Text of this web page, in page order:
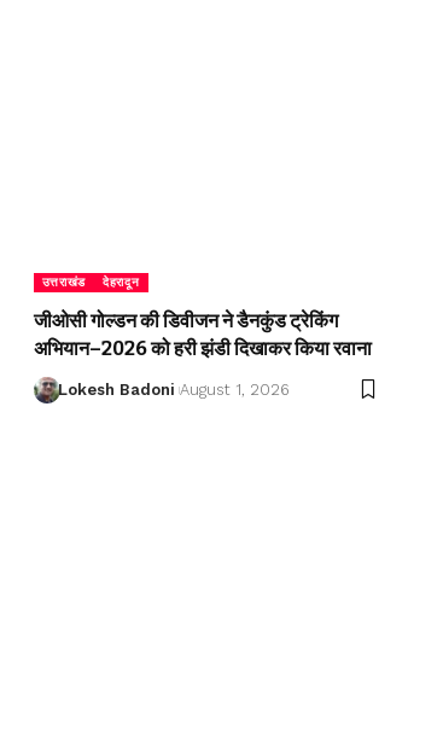
उत्तराखंड देहरादून
जीओसी गोल्डन की डिवीजन ने डैनकुंड ट्रेकिंग
अभियान–2026 को हरी झंडी दिखाकर किया रवाना
Lokesh Badoni August 1, 2026